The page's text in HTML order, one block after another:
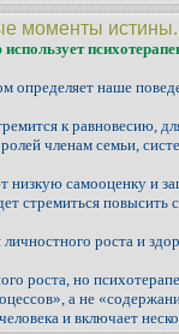
моменты истины.
определяет наше
к равновесию,
членам семьи,
низкую самооценку и
стремиться повысить
роста и
роста, но
а не
и включает